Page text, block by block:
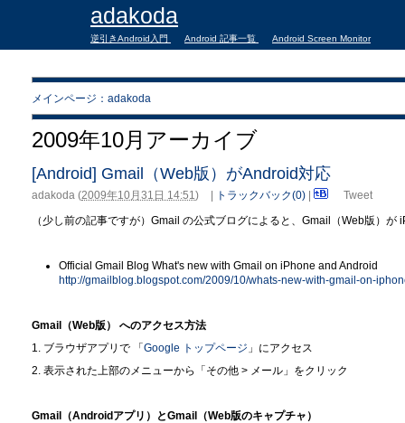
adakoda
逆引きAndroid入門 Android 記事一覧 Android Screen Monitor
メインページ：adakoda
2009年10月アーカイブ
[Android] Gmail（Web版）がAndroid対応
adakoda (2009年10月31日 14:51) トラックバック(0)
Tweet
（少し前の記事ですが）Gmail の公式ブログによると、Gmail（Web版）
Official Gmail Blog What's new with Gmail on iPhone and Android
http://gmailblog.blogspot.com/2009/10/whats-new-with-gmail-on-
Gmail（Web版） へのアクセス方法
1. ブラウザアプリで 「Google トップページ 」にアクセス
2. 表示された上部のメニューから「その他 > メール」をクリック
Gmail（Androidアプリ）とGmail（Web版のキャプチャ）